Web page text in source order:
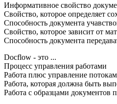
Информативное свойство
Свойство, которое определяет
Способность документа
Свойство, которое зависит от
Способность документа
Docflow - это ...
Процесс управления работами
Работа плюс управление
Работа, которая должна быть
Работа с образцами документов